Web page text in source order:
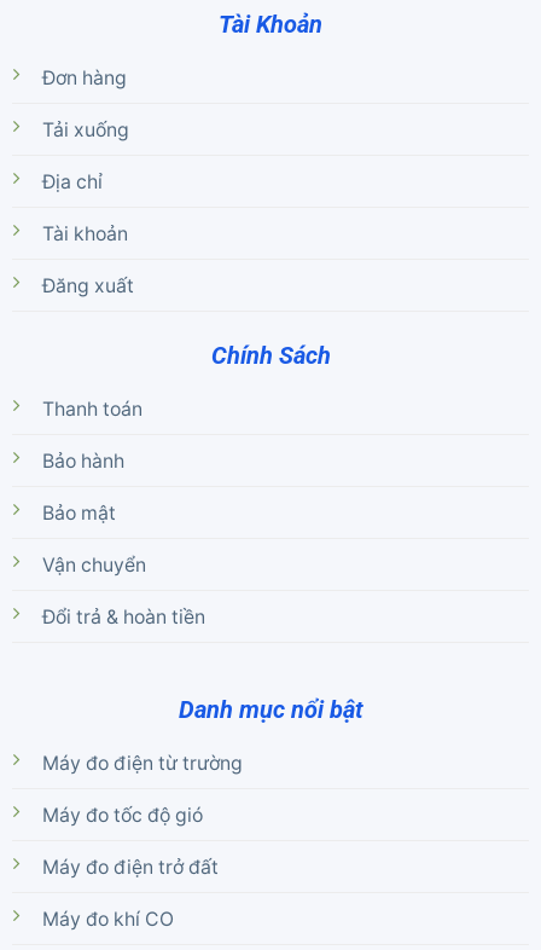
Tài Khoản
Đơn hàng
Tải xuống
Địa chỉ
Tài khoản
Đăng xuất
Chính Sách
Thanh toán
Bảo hành
Bảo mật
Vận chuyển
Đổi trả & hoàn tiền
Danh mục nổi bật
Máy đo điện từ trường
Máy đo tốc độ gió
Máy đo điện trở đất
Máy đo khí CO